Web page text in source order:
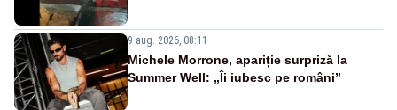
9 aug. 2026, 08:11
Michele Morrone, apariție surpriză la
Summer Well: „Îi iubesc pe români”